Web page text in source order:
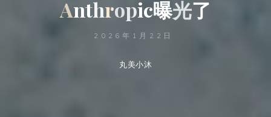
Anthropic曝光了
2026年1月22日
丸美小沐